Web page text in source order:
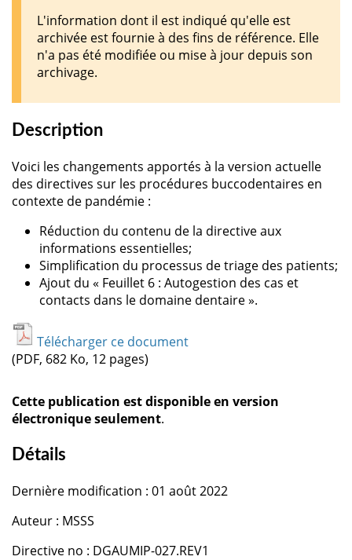
L'information dont il est indiqué qu'elle est
archivée est fournie à des fins de référence. Elle
n'a pas été modifiée ou mise à jour depuis son
archivage.
Description
Voici les changements apportés à la version actuelle
des directives sur les procédures buccodentaires en
contexte de pandémie :
Réduction du contenu de la directive aux
informations essentielles;
Simplification du processus de triage des patients;
Ajout du « Feuillet 6 : Autogestion des cas et
contacts dans le domaine dentaire ».
Télécharger ce document
(PDF, 682 Ko, 12 pages)
Cette publication est disponible en version
électronique seulement.
Détails
Dernière modification : 01 août 2022
Auteur : MSSS
Directive no : DGAUMIP-027.REV1